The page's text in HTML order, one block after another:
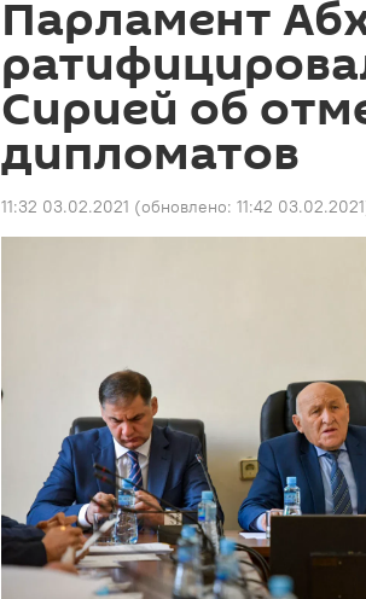
Парламент
Сирией об
дипломатов
11:32 03.02.2021 (обновлено: 11:42 03.02.2021